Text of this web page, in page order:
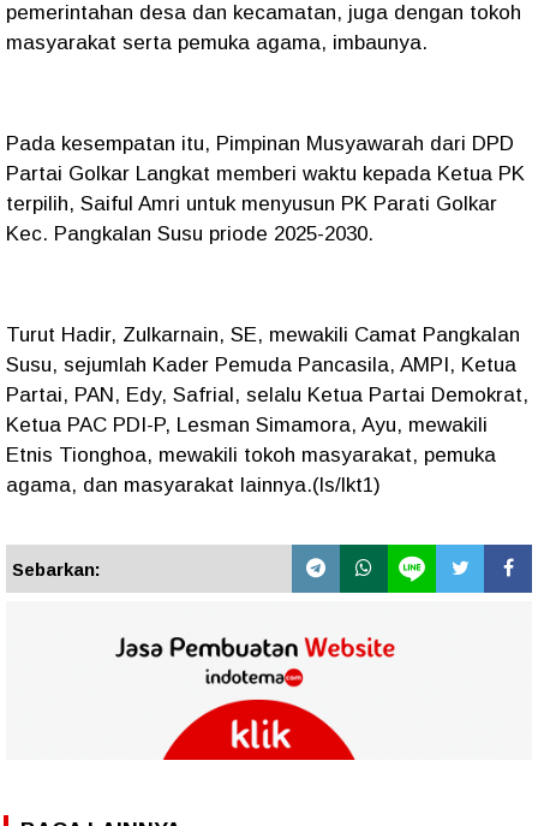
pemerintahan desa dan kecamatan, juga dengan tokoh
masyarakat serta pemuka agama, imbaunya.
Pada kesempatan itu, Pimpinan Musyawarah dari DPD
Partai Golkar Langkat memberi waktu kepada Ketua PK
terpilih, Saiful Amri untuk menyusun PK Parati Golkar
Kec. Pangkalan Susu priode 2025-2030.
Turut Hadir, Zulkarnain, SE, mewakili Camat Pangkalan
Susu, sejumlah Kader Pemuda Pancasila, AMPI, Ketua
Partai, PAN, Edy, Safrial, selalu Ketua Partai Demokrat,
Ketua PAC PDI-P, Lesman Simamora, Ayu, mewakili
Etnis Tionghoa, mewakili tokoh masyarakat, pemuka
agama, dan masyarakat lainnya.(ls/lkt1)
Sebarkan: